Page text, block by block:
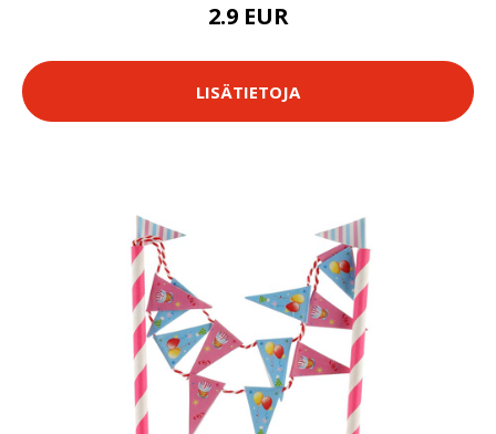
2.9 EUR
LISÄTIETOJA